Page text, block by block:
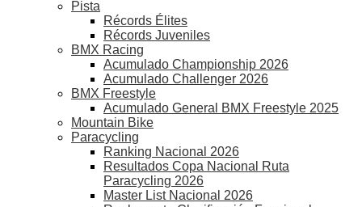
Pista
Récords Élites
Récords Juveniles
BMX Racing
Acumulado Championship 2026
Acumulado Challenger 2026
BMX Freestyle
Acumulado General BMX Freestyle 2025
Mountain Bike
Paracycling
Ranking Nacional 2026
Resultados Copa Nacional Ruta
Paracycling 2026
Master List Nacional 2026